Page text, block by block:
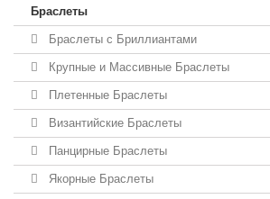
Браслеты
Браслеты с Бриллиантами
Крупные и Массивные Браслеты
Плетенные Браслеты
Византийские Браслеты
Панцирные Браслеты
Якорные Браслеты